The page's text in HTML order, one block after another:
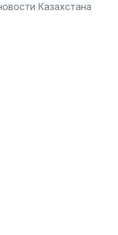
Казахстана